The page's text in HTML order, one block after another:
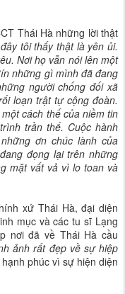
Thái Hà những lời thật
tôi thấy thật là yên ủi.
Nơi họ vẫn nói lên một
những gì mình đã đang
người chống đối xã
loạn trật tự cộng đoàn.
cách thế của niềm tin
trần thế. Cuộc hành
ơn chúc lành của
đọng lại trên những
mặt vất vả vì lo toan và
xứ Thái Hà, đại diện
mục và các tu sĩ Lạng
nơi đã về Thái Hà cầu
ảnh rất đẹp về sự hiệp
phúc vì sự hiện diện